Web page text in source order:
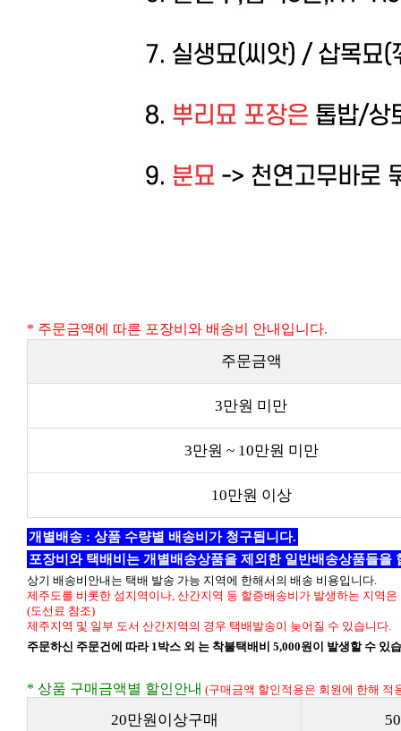
* 주문금액에 따른 포장비와 배송비 안내입니다.
주문금액
3만원 미만
3만원 ~ 10만원 미만
10만원 이상
개별배송 : 상품 수량별 배송비가 청구됩니다.
포장비와 택배비는 개별배송상품을 제외한 일반배송상품들을
상기 배송비안내는 택배 발송 가능 지역에 한해서의 배송 비용입니다.
제주도를 비롯한 섬지역이나, 산간지역 등 할증배송비가 발생하는 지역
(도선료 참조)
제주지역 및 일부 도서 산간지역의 경우 택배발송이 늦어질 수 있습니다.
주문하신 주문건에 따라 1박스 외 는 착불택배비 5,000원이 발생할 수 있
* 상품 구매금액별 할인안내 (구매금액 할인적용은 회원에 한해 적
20만원이상구매